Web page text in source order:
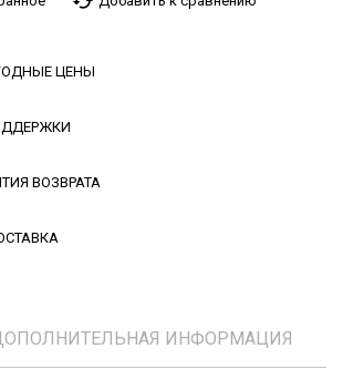
ЦЕНЫ
ВОЗВРАТА
ИНФОРМАЦИЯ